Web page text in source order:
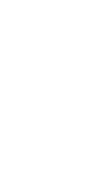
gebracht en
apostel Paulus
houden aan de
ontvangen ofwel
van de